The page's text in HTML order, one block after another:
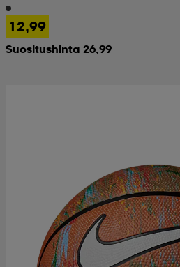
12,99
Suositushinta 26,99